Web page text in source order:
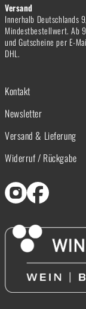
Versand
Innerhalb Deutschlands
Mindestbestellwert. Ab
und Gutscheine per E-
DHL.
Kontakt
Newsletter
Versand & Lieferung
Widerruf / Rückgabe